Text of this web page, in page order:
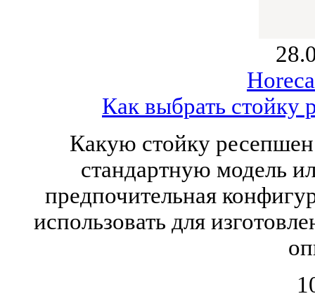
Как выбрать стойку
Какую стойку ресепшен
стандартную модель
предпочительная
использовать для